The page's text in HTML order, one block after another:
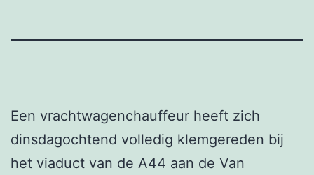
Een vrachtwagenchauffeur heeft zich
dinsdagochtend volledig klemgereden bij
het viaduct van de A44 aan de Van